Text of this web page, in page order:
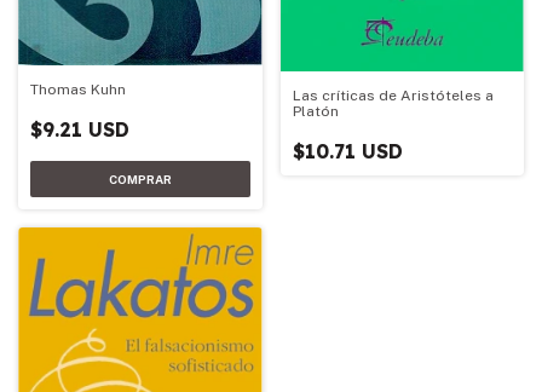
Thomas Kuhn
$9.21 USD
Las críticas de Aristóteles a
Platón
$10.71 USD